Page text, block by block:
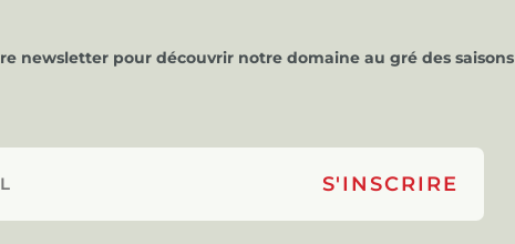
newsletter pour découvrir notre domaine au gré des saisons